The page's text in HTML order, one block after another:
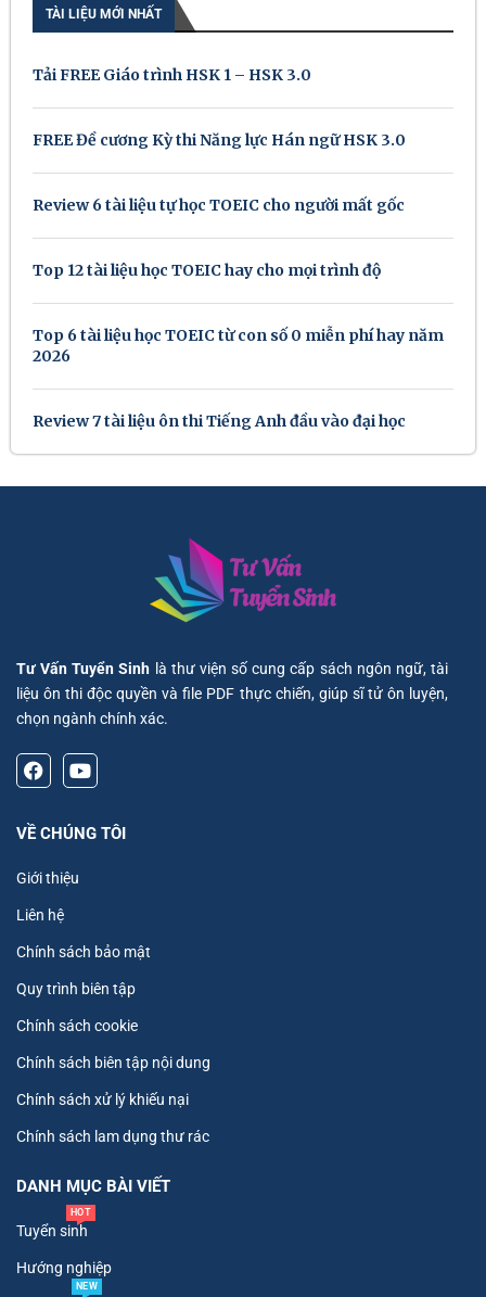
TÀI LIỆU MỚI NHẤT
Tải FREE Giáo trình HSK 1 – HSK 3.0
FREE Đề cương Kỳ thi Năng lực Hán ngữ HSK 3.0
Review 6 tài liệu tự học TOEIC cho người mất gốc
Top 12 tài liệu học TOEIC hay cho mọi trình độ
Top 6 tài liệu học TOEIC từ con số 0 miễn phí hay năm
2026
Review 7 tài liệu ôn thi Tiếng Anh đầu vào đại học
Tư Vấn Tuyển Sinh là thư viện số cung cấp sách ngôn ngữ, tài
liệu ôn thi độc quyền và file PDF thực chiến, giúp sĩ tử ôn luyện,
chọn ngành chính xác.
VỀ CHÚNG TÔI
Giới thiệu
Liên hệ
Chính sách bảo mật
Quy trình biên tập
Chính sách cookie
Chính sách biên tập nội dung
Chính sách xử lý khiếu nại
Chính sách lam dụng thư rác
DANH MỤC BÀI VIẾT
Tuyển sinh
HOT
Hướng nghiệp
NEW